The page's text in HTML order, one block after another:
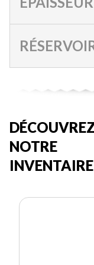
NOTRE
INVENTAIRE